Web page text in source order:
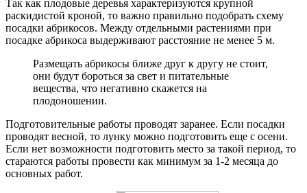
Так как плодовые деревья характеризуются крупной
раскидистой кроной, то важно правильно подобрать схему
посадки абрикосов. Между отдельными растениями при
посадке абрикоса выдерживают расстояние не менее 5 м.
Размещать абрикосы ближе друг к другу не стоит,
они будут бороться за свет и питательные
вещества, что негативно скажется на
плодоношении.
Подготовительные работы проводят заранее. Если посадки
проводят весной, то лунку можно подготовить еще с осени.
Если нет возможности подготовить место за такой период, то
стараются работы провести как минимум за 1-2 месяца до
основных работ.